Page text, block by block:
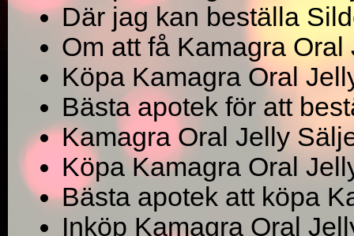
Där jag kan beställa
Om att få Kamagra
Köpa Kamagra Oral
Bästa apotek för att
Kamagra Oral Jelly
Köpa Kamagra Oral
Bästa apotek att köpa
Inköp Kamagra Oral